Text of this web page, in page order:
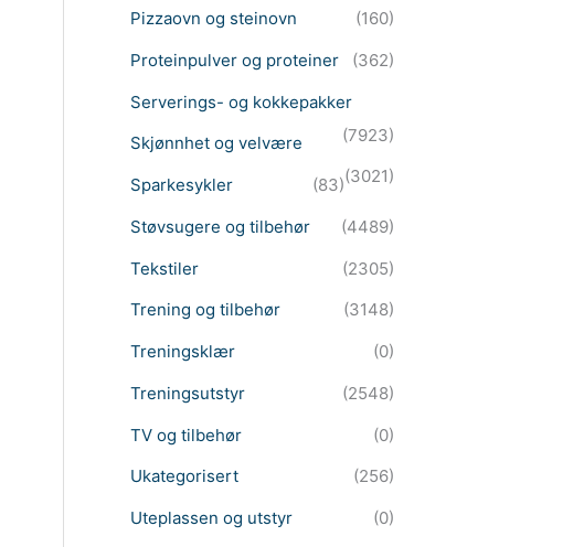
Pizzaovn og steinovn
(160)
Proteinpulver og proteiner
(362)
Serverings- og kokkepakker
(7923)
Skjønnhet og velvære
(3021)
Sparkesykler
(83)
Støvsugere og tilbehør
(4489)
Tekstiler
(2305)
Trening og tilbehør
(3148)
Treningsklær
(0)
Treningsutstyr
(2548)
TV og tilbehør
(0)
Ukategorisert
(256)
Uteplassen og utstyr
(0)